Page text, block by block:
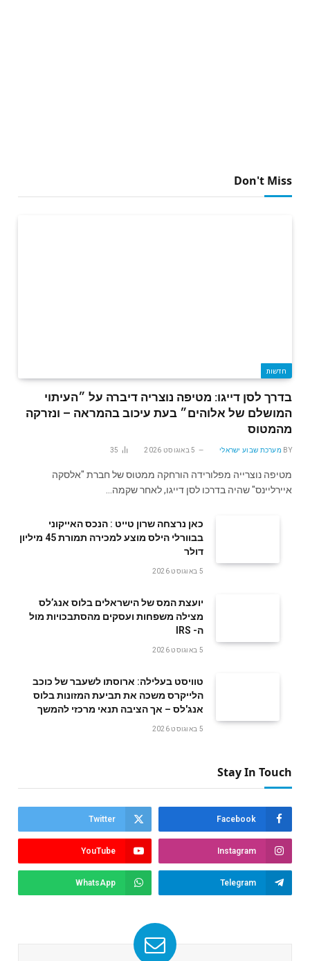
Don't Miss
חדשות
בדרך לסן דייגו: מטיפה נוצריה דיברה על ״העיתוי
המושלם של אלוהים״ בעת עיכוב בהמראה – ונזרקה
מהמטוס
BY מערכת שבוע ישראלי 5 באוגוסט 2026 35
מטיפה נוצרייה מפלורידה הורחקה ממטוס של חברת "אלסקה
איירליינס" שהיה בדרכו לסן דייגו, לאחר שקמה…
‬דולר
5 באוגוסט 2026
‬ה- IRS
5 באוגוסט 2026
טוויסט בעלילה: ארוסתו לשעבר של כוכב
הלייקרס משכה את תביעת המזונות בלוס
אנג'לס – אך הציבה תנאי מרכזי להמשך
5 באוגוסט 2026
Stay In Touch
Facebook
Twitter
Instagram
YouTube
Telegram
WhatsApp